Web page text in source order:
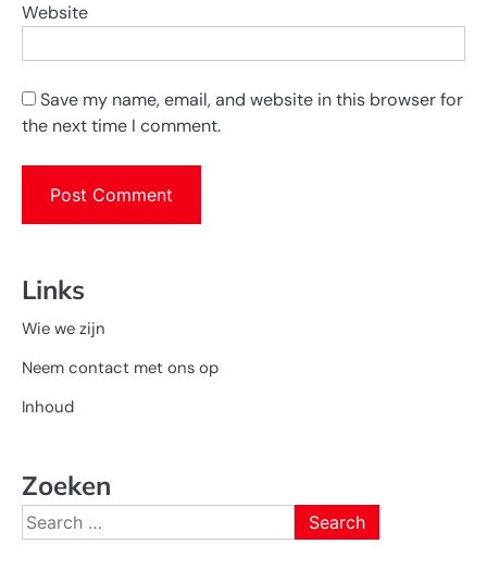
Website
Save my name, email, and website in this browser for
the next time I comment.
Links
Wie we zijn
Neem contact met ons op
Inhoud
Zoeken
Search
for: